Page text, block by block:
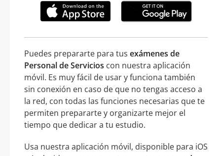
Puedes prepararte para tus exámenes de
Personal de Servicios con nuestra aplicación
móvil. Es muy fácil de usar y funciona también
sin conexión en caso de que no tengas acceso a
la red, con todas las funciones necesarias que te
permiten prepararte y organizarte mejor el
tiempo que dedicar a tu estudio.
Usa nuestra aplicación móvil, disponible para iOS